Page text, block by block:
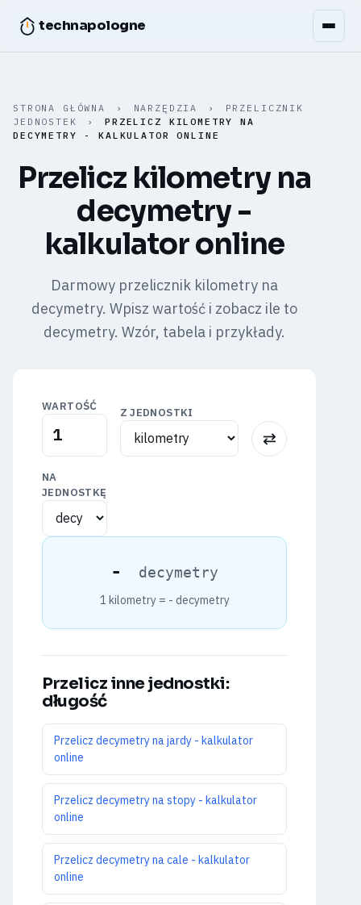
technapologne
STRONA GŁÓWNA › NARZĘDZIA ›
PRZELICZNIK
JEDNOSTEK
›
PRZELICZ KILOMETRY NA
DECYMETRY - KALKULATOR ONLINE
Przelicz kilometry na
decymetry -
kalkulator online
Darmowy przelicznik kilometry na
decymetry. Wpisz wartość i zobacz ile to
decymetry. Wzór, tabela i przykłady.
WARTOŚĆ
Z JEDNOSTKI
⇅
NA
JEDNOSTKĘ
- decymetry
1 kilometry = - decymetry
Przelicz inne jednostki:
długość
Przelicz decymetry na jardy - kalkulator
online
Przelicz decymetry na stopy - kalkulator
online
Przelicz decymetry na cale - kalkulator
online